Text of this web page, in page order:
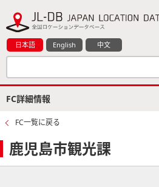
日本語 English 中文
FC詳細情報
FC一覧に戻る
鹿児島市観光課